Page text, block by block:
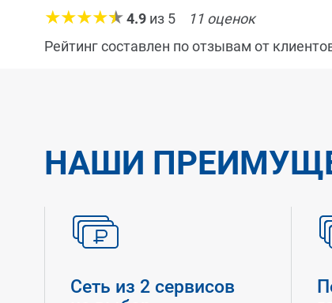
4.9 из 5 11 оценок
Рейтинг составлен по отзывам от
НАШИ
Сеть из 2 сервисов